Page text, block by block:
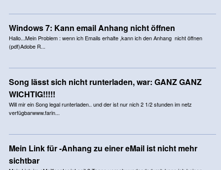
Windows 7: Kann email Anhang nicht öffnen
Hallo...Mein Problem : wenn ich Emails erhalte ,kann ich den Anhang nicht öffnen
(pdf)Adobe R...
Song lässt sich nicht runterladen, war: GANZ GANZ
WICHTIG!!!!!
Will mir ein Song legal runterladen.. und der ist nur nich 2 1/2 stunden im netz
verfügbarwww.farin...
Mein Link für -Anhang zu einer eMail ist nicht mehr
sichtbar